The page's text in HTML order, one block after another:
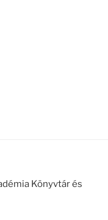
Könyvtár és